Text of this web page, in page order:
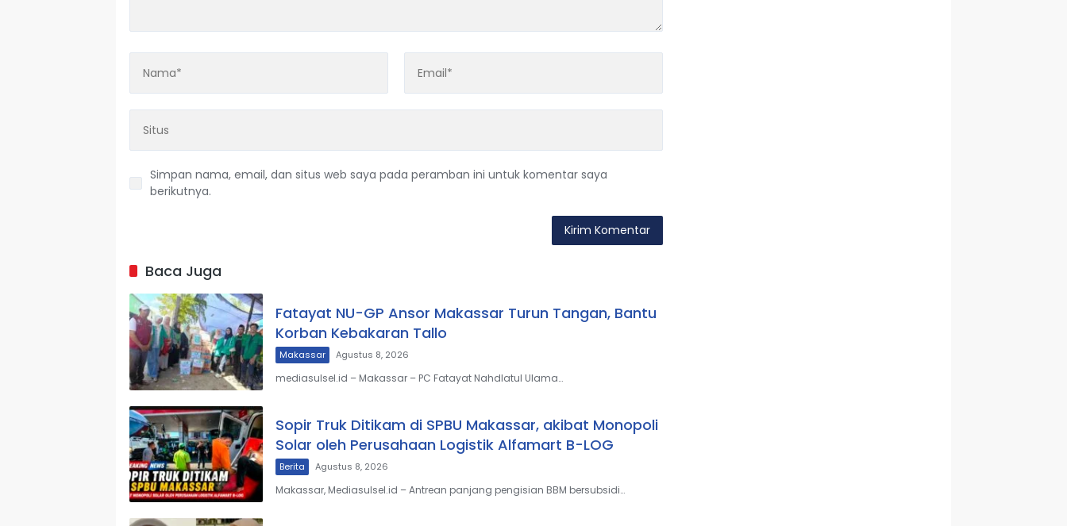
Simpan nama, email, dan situs web saya pada peramban ini untuk komentar saya
berikutnya.
Baca Juga
Fatayat NU-GP Ansor Makassar Turun Tangan, Bantu
Korban Kebakaran Tallo
Makassar Agustus 8, 2026
mediasulsel.id – Makassar – PC Fatayat Nahdlatul Ulama…
Sopir Truk Ditikam di SPBU Makassar, akibat Monopoli
Solar oleh Perusahaan Logistik Alfamart B-LOG
Berita Agustus 8, 2026
Makassar, Mediasulsel.id – Antrean panjang pengisian BBM bersubsidi…